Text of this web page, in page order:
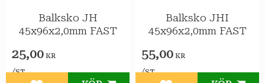
Balksko JH
45x96x2,0mm FAST
25,00 KR
/ST
Balksko JHI
45x96x2,0mm FAST
55,00 KR
/ST